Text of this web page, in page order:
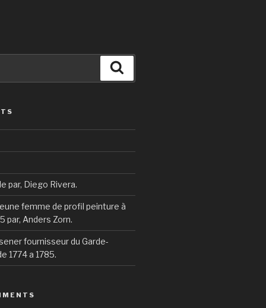
par, Diego Rivera.
femme de profil peinture à
par, Anders Zorn.
fournisseur du Garde-
1774 a 1785.